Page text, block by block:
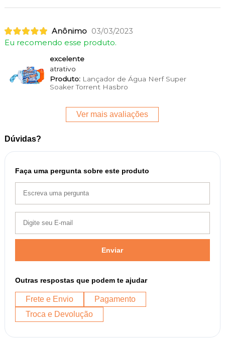
Anônimo 03/03/2023
Eu recomendo esse produto.
excelente
atrativo
Produto:Lançador de Água Nerf Super
Soaker Torrent Hasbro
Ver mais avaliações
Dúvidas?
Faça uma pergunta sobre este produto
Enviar
Outras respostas que podem te ajudar
Frete e Envio
Pagamento
Troca e Devolução